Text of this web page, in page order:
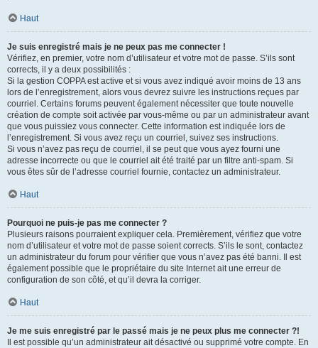
Haut
Je suis enregistré mais je ne peux pas me connecter !
Vérifiez, en premier, votre nom d’utilisateur et votre mot de passe. S’ils sont
corrects, il y a deux possibilités :
Si la gestion COPPA est active et si vous avez indiqué avoir moins de 13 ans
lors de l’enregistrement, alors vous devrez suivre les instructions reçues par
courriel. Certains forums peuvent également nécessiter que toute nouvelle
création de compte soit activée par vous-même ou par un administrateur avant
que vous puissiez vous connecter. Cette information est indiquée lors de
l’enregistrement. Si vous avez reçu un courriel, suivez ses instructions.
Si vous n’avez pas reçu de courriel, il se peut que vous ayez fourni une
adresse incorrecte ou que le courriel ait été traité par un filtre anti-spam. Si
vous êtes sûr de l’adresse courriel fournie, contactez un administrateur.
Haut
Pourquoi ne puis-je pas me connecter ?
Plusieurs raisons pourraient expliquer cela. Premièrement, vérifiez que votre
nom d’utilisateur et votre mot de passe soient corrects. S’ils le sont, contactez
un administrateur du forum pour vérifier que vous n’avez pas été banni. Il est
également possible que le propriétaire du site Internet ait une erreur de
configuration de son côté, et qu’il devra la corriger.
Haut
Je me suis enregistré par le passé mais je ne peux plus me connecter ?!
Il est possible qu’un administrateur ait désactivé ou supprimé votre compte. En